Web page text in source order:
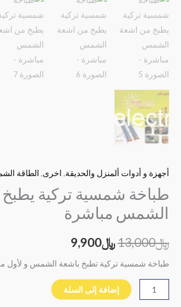
أجهزة و أدوات ألمنزل والحديقة, اخرى, الطاقة
طباخة شمسية تركية
الشمس مباشرة
﷼13,000﷼9,900
طباخة شمسية تركية تطبخ باشعة الشمس و لأول
إضافة إلى السلة